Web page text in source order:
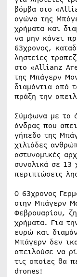
βόμβα στο
αγώνα της
χρήματα και
να μην κάνει
63χρονος,
ληστείες
στο «Allianz
της Μπάγερν
διαμάντια από
πράξη την
Σύμφωνα με τα
άνδρας που
γήπεδο της
χιλιάδες
αστυνομικές
συνολικά σε 13
περιπτώσεις
Ο 63χρονος
στην Μπάγερν
Φεβρουαρίου,
χρήματα. Για
ευρώ και
Μπάγερν δεν
απειλούσε να
τις οποίες θα
drones!